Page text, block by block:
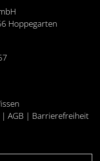
Hoppegarten
| AGB | Barrierefreiheit